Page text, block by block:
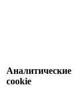
Аналитические
cookie